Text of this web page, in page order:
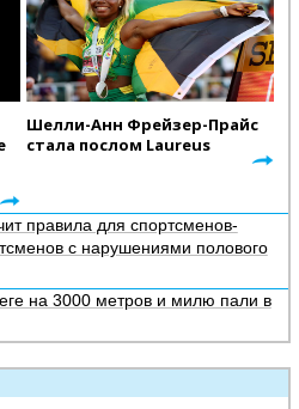
Шелли-Анн Фрейзер-Прайс
стала послом Laureus
правила для спортсменов-
с нарушениями полового
на 3000 метров и милю пали в